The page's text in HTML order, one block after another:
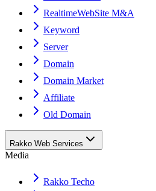
RealtimeWebSite M&A
Keyword
Server
Domain
Domain Market
Affiliate
Old Domain
Rakko Web Services
Media
Rakko Techo